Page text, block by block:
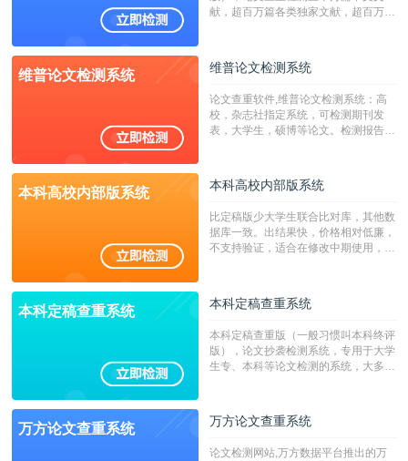
献，超百万篇各类独家文献，超百万港
校用来检测硕博论文的系统，检测范围
广，数据来源真实，检测算法合理!本
字符数30万）
维普论文检测系统 维普论文检测系统
论文查重软件,维普论文检测系统：高
校，杂志社指定系统，可检测期刊发
表，大学生，硕博等论文。检测报告支
本科高校内部版系统 本科高校内部版系统
比定稿版少大学生联合比对库，其他数
据库一致。出结果快，价格相对低廉，
不支持验证，适合在修改中期使用，定
本科定稿查重系统 本科定稿查重系统
本科定稿查重版（一般习惯叫本科终评
版），论文抄袭检测系统，专用于大学
生专、本科等论文检测的系统，大多数
万方论文查重系统 万方论文查重系统
论文检测网站,万方数据平台推出的万